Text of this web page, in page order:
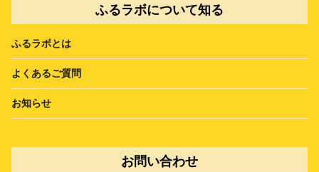
ふるラボについて知る
ふるラボとは
よくあるご質問
お知らせ
お問い合わせ